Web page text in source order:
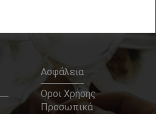
Ασφάλεια
Οροι Χρήσης
Προσωπικά